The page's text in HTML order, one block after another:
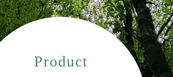
Product